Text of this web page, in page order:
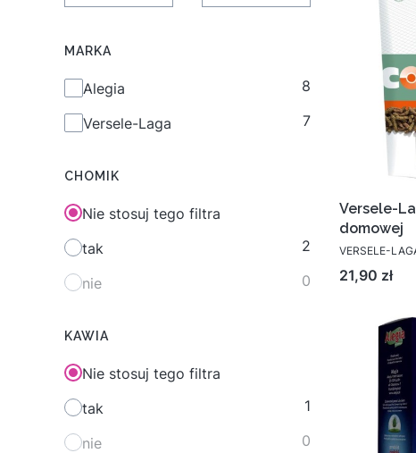
MARKA
Marka
Alegia 8
Versele-Laga 7
CHOMIK
Nie stosuj tego filtra
tak
2
nie 0
KAWIA
Nie stosuj tego filtra
tak
1
nie 0
Versele-
domowej
VERSELE-
Cena
21,90 zł